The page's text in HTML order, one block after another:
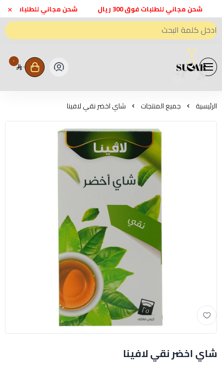
شحن مجاني للطلبات فوق 300 ريال شحن مجاني للطلبات فوق 300 ريال ×
متجر اعواد سكر - Sweeten Sugar
٠ ٠
الرئيسية جميع المنتجات شاي اخضر نقي لافينا
شاي اخضر نقي لافينا